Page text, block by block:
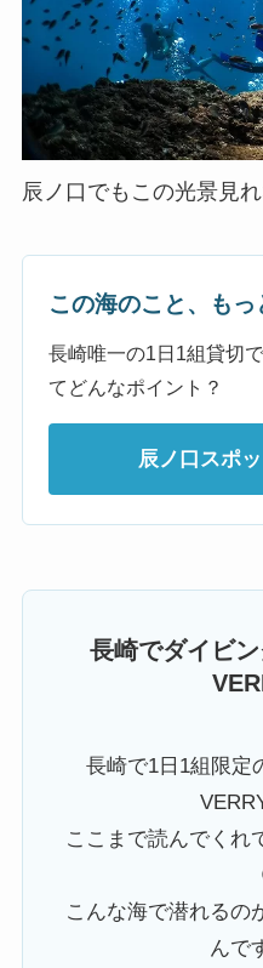
辰ノ口でもこの光景見
この海のこと、も
長崎唯一の1日1組貸切
てどんなポイント？
辰ノ口スポ
長崎でダイビン
長崎で1日1組限定
ここまで読んでくれ
こんな海で潜れるの
んで